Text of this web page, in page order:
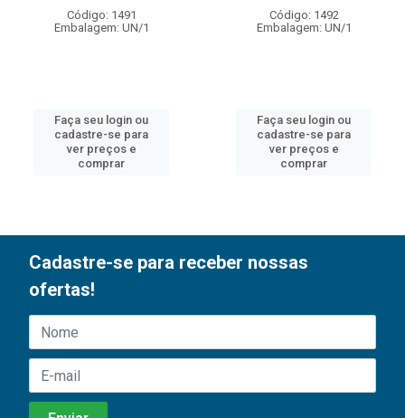
Código: 1491
Embalagem: UN/1
Faça seu login ou
cadastre-se para
ver preços e
comprar
Código: 1492
Embalagem: UN/1
Faça seu login ou
cadastre-se para
ver preços e
comprar
Cadastre-se para receber nossas
ofertas!